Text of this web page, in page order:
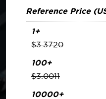
Reference Price
1+
$3.3720
100+
$3.0011
10000+